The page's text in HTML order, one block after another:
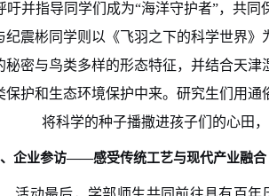
吁并指导同学们成为“海洋守护者”，共
纪震彬同学则以《飞羽之下的科学世界
秘密与鸟类多样的形态特征，并结合天
保护和生态环境保护中来。研究生们用
将科学的种子播撒进孩子们的心田
企业参访——感受传统工艺与现代产业融合